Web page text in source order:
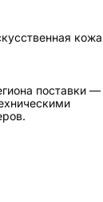
кожа
поставки —